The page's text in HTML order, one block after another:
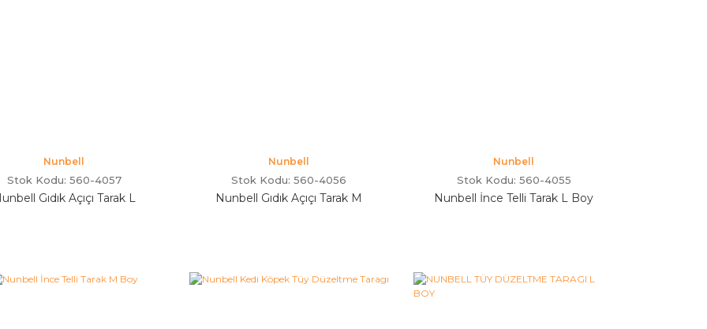
Nunbell
Stok Kodu: 560-4057
Gıdık Açıçı Tarak L
Nunbell
Stok Kodu: 560-4056
Nunbell Gıdık Açıçı Tarak M
Nunbell
Stok Kodu: 560-4055
Nunbell İnce Telli Tarak L Boy